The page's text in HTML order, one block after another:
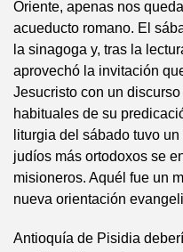
Oriente, apenas nos
acueducto romano. El
la sinagoga y, tras la
aprovechó la invitación
Jesucristo con un
habituales de su
liturgia del sábado tuvo
judíos más ortodoxos se
misioneros. Aquél fue un
nueva orientación
Antioquía de Pisidia